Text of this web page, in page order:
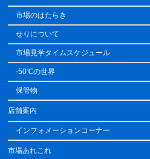
市場のはたらき
せりについて
市場見学タイムスケジュール
-50℃の世界
保管物
店舗案内
インフォメーションコーナー
市場あれこれ